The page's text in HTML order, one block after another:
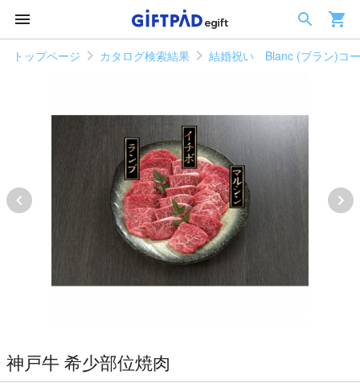
トップページ カタログ検索結果 結婚祝い Blanc (ブラン)コ
神戸牛 希少部位焼肉